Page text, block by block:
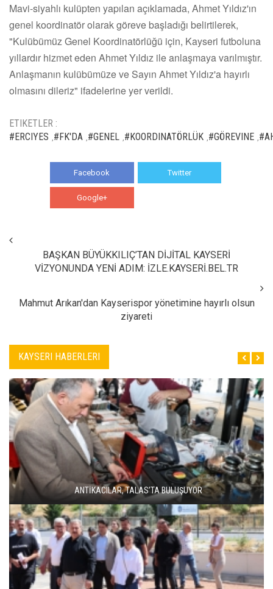
Mavi-siyahlı kulüpten yapılan açıklamada, Ahmet Yıldız'ın
genel koordinatör olarak göreve başladığı belirtilerek,
"Kulübümüz Genel Koordinatörlüğü için, Kayseri futboluna
yıllardır hizmet eden Ahmet Yıldız ile anlaşmaya varılmıştır.
Anlaşmanın kulübümüze ve Sayın Ahmet Yıldız'a hayırlı
olmasını dileriz" ifadelerine yer verildi.
ETIKETLER :
#ERCIYES #FK'DA #GENEL #KOORDINATÖRLÜK #GÖREVINE
Facebook Twitter
Google+
BAŞKAN BÜYÜKKILIÇ’TAN DİJİTAL KAYSERİ
VİZYONUNDA YENİ ADIM: İZLE.KAYSERİ.BEL.TR
Mahmut Arıkan'dan Kayserispor yönetimine hayırlı olsun
ziyareti
KAYSERI HABERLERI
ANTİKACILAR, TALAS’TA BULUŞUYOR